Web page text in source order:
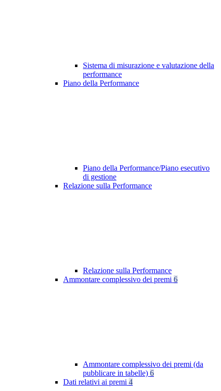
Sistema di misurazione e valutazione della
performance
Piano della Performance
Piano della Performance/Piano esecutivo
di gestione
Relazione sulla Performance
Relazione sulla Performance
Ammontare complessivo dei premi 6
Ammontare complessivo dei premi (da
pubblicare in tabelle) 6
Dati relativi ai premi 4